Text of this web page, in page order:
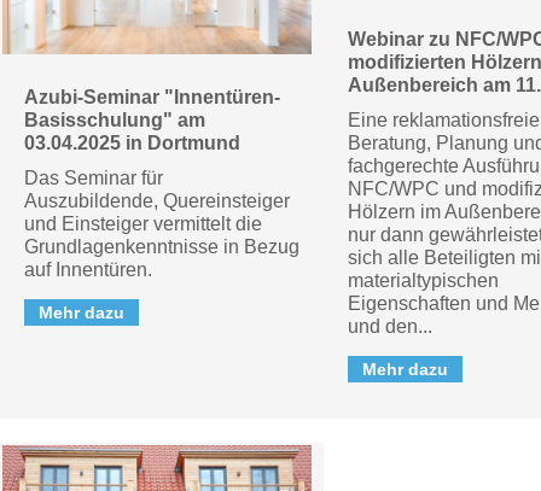
Azubi-Seminar "Innentüren-
Basisschulung" am
03.04.2025 in Dortmund
Das Seminar für
Auszubildende, Quereinsteiger
und Einsteiger vermittelt die
Grundlagenkenntnisse in Bezug
auf Innentüren.
Mehr dazu
Webinar zu NFC/
modifizierten
Außenbereich am
Eine reklamationsfreie
Beratung, Planung
fachgerechte
NFC/WPC und
Hölzern im
nur dann
sich alle Beteiligten
materialtypischen
Eigenschaften und
und den...
Mehr dazu